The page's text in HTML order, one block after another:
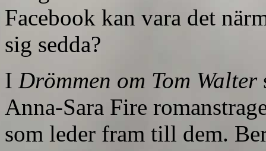
Facebook kan vara det
sig sedda?
I Drömmen om Tom Walter
Anna-Sara Fire
som leder fram till dem.